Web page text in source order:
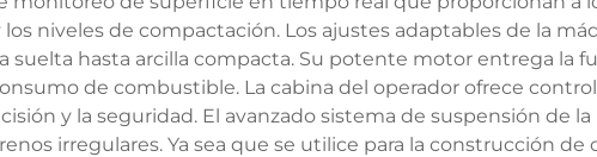
niveles de compactación. Los ajustes adaptables de la
suelta hasta arcilla compacta. Su potente motor entrega la
de combustible. La cabina del operador ofrece
y la seguridad. El avanzado sistema de suspensión de
irregulares. Ya sea que se utilice para la construcción de